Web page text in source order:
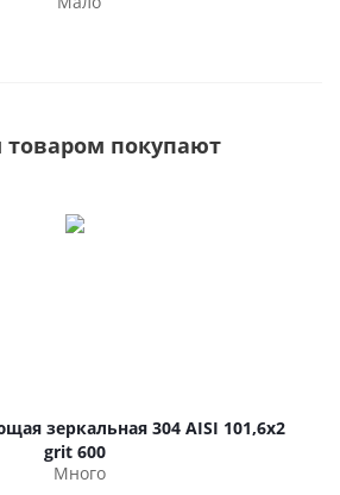
товаром покупают
зеркальная 304 AISI 101,6х2
grit 600
Много